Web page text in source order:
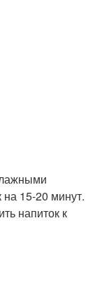
на 15-20 минут.
напиток к